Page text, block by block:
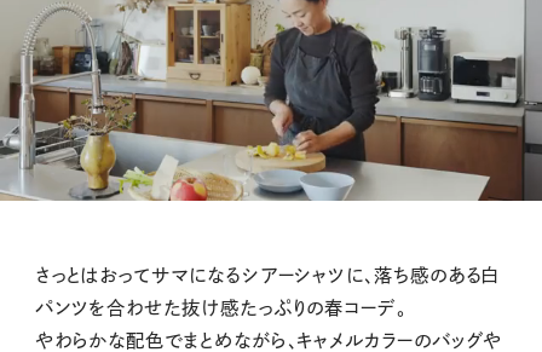
M
e
さっとはおってサマになるシアーシャツに、落ち感のある白
パンツを合わせた抜け感たっぷりの春コーデ。
やわらかな配色でまとめながら、キャメルカラーのバッグや